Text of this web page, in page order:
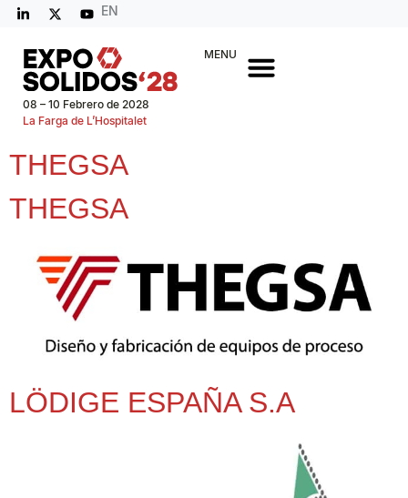
EN
08 – 10 Febrero de 2028
La Farga de L’Hospitalet
MENU
THEGSA
THEGSA
LÖDIGE ESPAÑA S.A